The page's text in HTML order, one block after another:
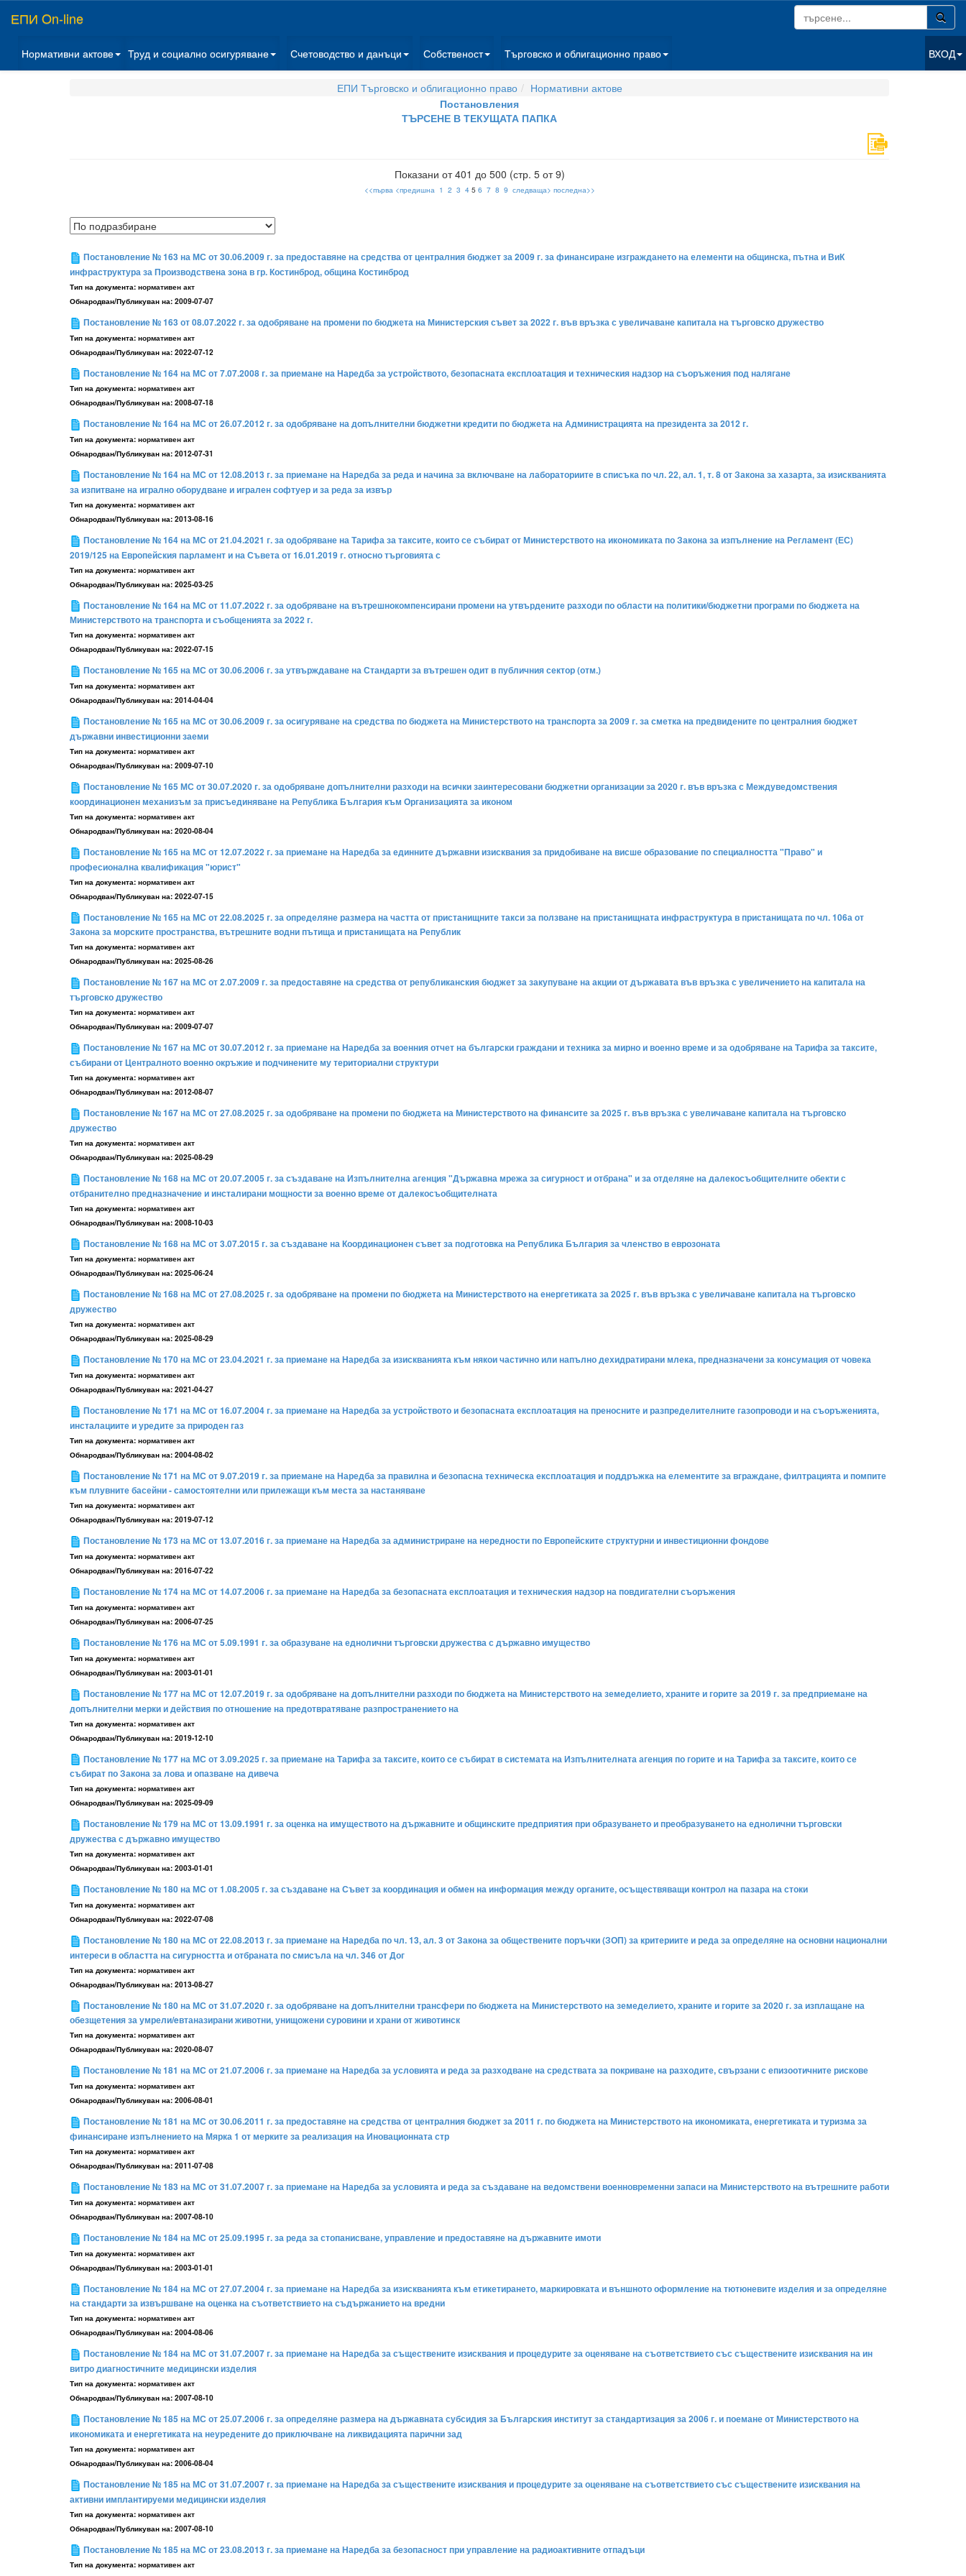
ЕПИ On-line
Нормативни актове Труд и социално осигуряване Счетоводство и данъци Собственост Търговско и облигационно право ВХОД
ЕПИ Търговско и облигационно право
Нормативни актове
Постановления
ТЪРСЕНЕ В ТЕКУЩАТА ПАПКА
Показани от 401 до 500 (стр. 5 от 9)
<<първа <предишна 1 2 3 45 6 7 8 9 следваща> последна>>
Постановление № 163 на МС от 30.06.2009 г. за предоставяне на средства от централния бюджет за 2009 г. за финансиране изграждането на елементи на общинска, пътна и ВиК
инфраструктура за Производствена зона в гр. Костинброд, община Костинброд
Тип на документа: нормативен акт
Обнародван/Публикуван на: 2009-07-07
Постановление № 163 от 08.07.2022 г. за одобряване на промени по бюджета на Министерския съвет за 2022 г. във връзка с увеличаване капитала на търговско дружество
Тип на документа: нормативен акт
Обнародван/Публикуван на: 2022-07-12
Постановление № 164 на МС от 7.07.2008 г. за приемане на Наредба за устройството, безопасната експлоатация и техническия надзор на съоръжения под налягане
Тип на документа: нормативен акт
Обнародван/Публикуван на: 2008-07-18
Постановление № 164 на МС от 26.07.2012 г. за одобряване на допълнителни бюджетни кредити по бюджета на Администрацията на президента за 2012 г.
Тип на документа: нормативен акт
Обнародван/Публикуван на: 2012-07-31
Постановление № 164 на МС от 12.08.2013 г. за приемане на Наредба за реда и начина за включване на лабораториите в списъка по чл. 22, ал. 1, т. 8 от Закона за хазарта, за изискванията
за изпитване на игрално оборудване и игрален софтуер и за реда за извър
Тип на документа: нормативен акт
Обнародван/Публикуван на: 2013-08-16
Постановление № 164 на МС от 21.04.2021 г. за одобряване на Тарифа за таксите, които се събират от Министерството на икономиката по Закона за изпълнение на Регламент (ЕС)
2019/125 на Европейския парламент и на Съвета от 16.01.2019 г. относно търговията с
Тип на документа: нормативен акт
Обнародван/Публикуван на: 2025-03-25
Постановление № 164 на МС от 11.07.2022 г. за одобряване на вътрешнокомпенсирани промени на утвърдените разходи по области на политики/бюджетни програми по бюджета на
Министерството на транспорта и съобщенията за 2022 г.
Тип на документа: нормативен акт
Обнародван/Публикуван на: 2022-07-15
Постановление № 165 на МС от 30.06.2006 г. за утвърждаване на Стандарти за вътрешен одит в публичния сектор (отм.)
Тип на документа: нормативен акт
Обнародван/Публикуван на: 2014-04-04
Постановление № 165 на МС от 30.06.2009 г. за осигуряване на средства по бюджета на Министерството на транспорта за 2009 г. за сметка на предвидените по централния бюджет
държавни инвестиционни заеми
Тип на документа: нормативен акт
Обнародван/Публикуван на: 2009-07-10
Постановление № 165 МС от 30.07.2020 г. за одобряване допълнителни разходи на всички заинтересовани бюджетни организации за 2020 г. във връзка с Междуведомствения
координационен механизъм за присъединяване на Република България към Организацията за иконом
Тип на документа: нормативен акт
Обнародван/Публикуван на: 2020-08-04
Постановление № 165 на МС от 12.07.2022 г. за приемане на Наредба за единните държавни изисквания за придобиване на висше образование по специалността "Право" и
професионална квалификация "юрист"
Тип на документа: нормативен акт
Обнародван/Публикуван на: 2022-07-15
Постановление № 165 на МС от 22.08.2025 г. за определяне размера на частта от пристанищните такси за ползване на пристанищната инфраструктура в пристанищата по чл. 106а от
Закона за морските пространства, вътрешните водни пътища и пристанищата на Републик
Тип на документа: нормативен акт
Обнародван/Публикуван на: 2025-08-26
Постановление № 167 на МС от 2.07.2009 г. за предоставяне на средства от републиканския бюджет за закупуване на акции от държавата във връзка с увеличението на капитала на
търговско дружество
Тип на документа: нормативен акт
Обнародван/Публикуван на: 2009-07-07
Постановление № 167 на МС от 30.07.2012 г. за приемане на Наредба за военния отчет на български граждани и техника за мирно и военно време и за одобряване на Тарифа за таксите,
събирани от Централното военно окръжие и подчинените му териториални структури
Тип на документа: нормативен акт
Обнародван/Публикуван на: 2012-08-07
Постановление № 167 на МС от 27.08.2025 г. за одобряване на промени по бюджета на Министерството на финансите за 2025 г. във връзка с увеличаване капитала на търговско
дружество
Тип на документа: нормативен акт
Обнародван/Публикуван на: 2025-08-29
Постановление № 168 на МС от 20.07.2005 г. за създаване на Изпълнителна агенция "Държавна мрежа за сигурност и отбрана" и за отделяне на далекосъобщителните обекти с
отбранително предназначение и инсталирани мощности за военно време от далекосъобщителната
Тип на документа: нормативен акт
Обнародван/Публикуван на: 2008-10-03
Постановление № 168 на МС от 3.07.2015 г. за създаване на Координационен съвет за подготовка на Република България за членство в еврозоната
Тип на документа: нормативен акт
Обнародван/Публикуван на: 2025-06-24
Постановление № 168 на МС от 27.08.2025 г. за одобряване на промени по бюджета на Министерството на енергетиката за 2025 г. във връзка с увеличаване капитала на търговско
дружество
Тип на документа: нормативен акт
Обнародван/Публикуван на: 2025-08-29
Постановление № 170 на МС от 23.04.2021 г. за приемане на Наредба за изискванията към някои частично или напълно дехидратирани млека, предназначени за консумация от човека
Тип на документа: нормативен акт
Обнародван/Публикуван на: 2021-04-27
Постановление № 171 на МС от 16.07.2004 г. за приемане на Наредба за устройството и безопасната експлоатация на преносните и разпределителните газопроводи и на съоръженията,
инсталациите и уредите за природен газ
Тип на документа: нормативен акт
Обнародван/Публикуван на: 2004-08-02
Постановление № 171 на МС от 9.07.2019 г. за приемане на Наредба за правилна и безопасна техническа експлоатация и поддръжка на елементите за вграждане, филтрацията и помпите
към плувните басейни - самостоятелни или прилежащи към места за настаняване
Тип на документа: нормативен акт
Обнародван/Публикуван на: 2019-07-12
Постановление № 173 на МС от 13.07.2016 г. за приемане на Наредба за администриране на нередности по Европейските структурни и инвестиционни фондове
Тип на документа: нормативен акт
Обнародван/Публикуван на: 2016-07-22
Постановление № 174 на МС от 14.07.2006 г. за приемане на Наредба за безопасната експлоатация и техническия надзор на повдигателни съоръжения
Тип на документа: нормативен акт
Обнародван/Публикуван на: 2006-07-25
Постановление № 176 на МС от 5.09.1991 г. за образуване на еднолични търговски дружества с държавно имущество
Тип на документа: нормативен акт
Обнародван/Публикуван на: 2003-01-01
Постановление № 177 на МС от 12.07.2019 г. за одобряване на допълнителни разходи по бюджета на Министерството на земеделието, храните и горите за 2019 г. за предприемане на
допълнителни мерки и действия по отношение на предотвратяване разпространението на
Тип на документа: нормативен акт
Обнародван/Публикуван на: 2019-12-10
Постановление № 177 на МС от 3.09.2025 г. за приемане на Тарифа за таксите, които се събират в системата на Изпълнителната агенция по горите и на Тарифа за таксите, които се
събират по Закона за лова и опазване на дивеча
Тип на документа: нормативен акт
Обнародван/Публикуван на: 2025-09-09
Постановление № 179 на МС от 13.09.1991 г. за оценка на имуществото на държавните и общинските предприятия при образуването и преобразуването на еднолични търговски
дружества с държавно имущество
Тип на документа: нормативен акт
Обнародван/Публикуван на: 2003-01-01
Постановление № 180 на МС от 1.08.2005 г. за създаване на Съвет за координация и обмен на информация между органите, осъществяващи контрол на пазара на стоки
Тип на документа: нормативен акт
Обнародван/Публикуван на: 2022-07-08
Постановление № 180 на МС от 22.08.2013 г. за приемане на Наредба по чл. 13, ал. 3 от Закона за обществените поръчки (ЗОП) за критериите и реда за определяне на основни национални
интереси в областта на сигурността и отбраната по смисъла на чл. 346 от Дог
Тип на документа: нормативен акт
Обнародван/Публикуван на: 2013-08-27
Постановление № 180 на МС от 31.07.2020 г. за одобряване на допълнителни трансфери по бюджета на Министерството на земеделието, храните и горите за 2020 г. за изплащане на
обезщетения за умрели/eвтаназирани животни, унищожени суровини и храни от животинск
Тип на документа: нормативен акт
Обнародван/Публикуван на: 2020-08-07
Постановление № 181 на МС от 21.07.2006 г. за приемане на Наредба за условията и реда за разходване на средствата за покриване на разходите, свързани с епизоотичните рискове
Тип на документа: нормативен акт
Обнародван/Публикуван на: 2006-08-01
Постановление № 181 на МС от 30.06.2011 г. за предоставяне на средства от централния бюджет за 2011 г. по бюджета на Министерството на икономиката, енергетиката и туризма за
финансиране изпълнението на Мярка 1 от мерките за реализация на Иновационната стр
Тип на документа: нормативен акт
Обнародван/Публикуван на: 2011-07-08
Постановление № 183 на МС от 31.07.2007 г. за приемане на Наредба за условията и реда за създаване на ведомствени военновременни запаси на Министерството на вътрешните работи
Тип на документа: нормативен акт
Обнародван/Публикуван на: 2007-08-10
Постановление № 184 на МС от 25.09.1995 г. за реда за стопанисване, управление и предоставяне на държавните имоти
Тип на документа: нормативен акт
Обнародван/Публикуван на: 2003-01-01
Постановление № 184 на МС от 27.07.2004 г. за приемане на Наредба за изискванията към етикетирането, маркировката и външното оформление на тютюневите изделия и за определяне
на стандарти за извършване на оценка на съответствието на съдържанието на вредни
Тип на документа: нормативен акт
Обнародван/Публикуван на: 2004-08-06
Постановление № 184 на МС от 31.07.2007 г. за приемане на Наредба за съществените изисквания и процедурите за оценяване на съответствието със съществените изисквания на ин
витро диагностичните медицински изделия
Тип на документа: нормативен акт
Обнародван/Публикуван на: 2007-08-10
Постановление № 185 на МС от 25.07.2006 г. за определяне размера на държавната субсидия за Българския институт за стандартизация за 2006 г. и поемане от Министерството на
икономиката и енергетиката на неуредените до приключване на ликвидацията парични зад
Тип на документа: нормативен акт
Обнародван/Публикуван на: 2006-08-04
Постановление № 185 на МС от 31.07.2007 г. за приемане на Наредба за съществените изисквания и процедурите за оценяване на съответствието със съществените изисквания на
активни имплантируеми медицински изделия
Тип на документа: нормативен акт
Обнародван/Публикуван на: 2007-08-10
Постановление № 185 на МС от 23.08.2013 г. за приемане на Наредба за безопасност при управление на радиоактивните отпадъци
Тип на документа: нормативен акт